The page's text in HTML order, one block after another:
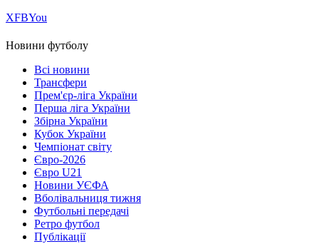
ХFBYou
Новини футболу
Всі новини
Трансфери
Прем'єр-ліга України
Перша ліга України
Збірна України
Кубок України
Чемпіонат світу
Євро-2026
Євро U21
Новини УЄФА
Вболівальниця тижня
Футбольні передачі
Ретро футбол
Публікації